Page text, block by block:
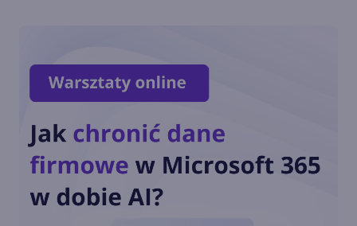
Były inżynier Nokii wyjaśnia
przyczyny niepowodzenia
Windows Phone
Facebook oraz Messenger